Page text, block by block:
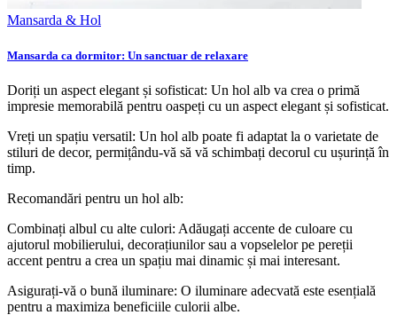
Mansarda & Hol
Mansarda ca dormitor: Un sanctuar de relaxare
Doriți un aspect elegant și sofisticat: Un hol alb va crea o primă
impresie memorabilă pentru oaspeți cu un aspect elegant și sofisticat.
Vreți un spațiu versatil: Un hol alb poate fi adaptat la o varietate de
stiluri de decor, permițându-vă să vă schimbați decorul cu ușurință în
timp.
Recomandări pentru un hol alb:
Combinați albul cu alte culori: Adăugați accente de culoare cu
ajutorul mobilierului, decorațiunilor sau a vopselelor pe pereții
accent pentru a crea un spațiu mai dinamic și mai interesant.
Asigurați-vă o bună iluminare: O iluminare adecvată este esențială
pentru a maximiza beneficiile culorii albe.